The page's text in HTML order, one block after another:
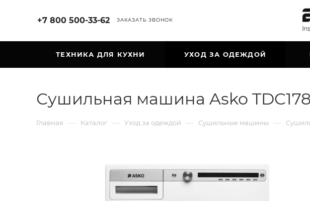
+7 800 500-33-62 ЗАКАЗАТЬ ЗВОНОК
ТЕХНИКА ДЛЯ КУХНИ УХОД ЗА ОДЕЖДОЙ
Сушильная машина Asko
Главная — Каталог — Уход за одеждой — Сушильные машины —